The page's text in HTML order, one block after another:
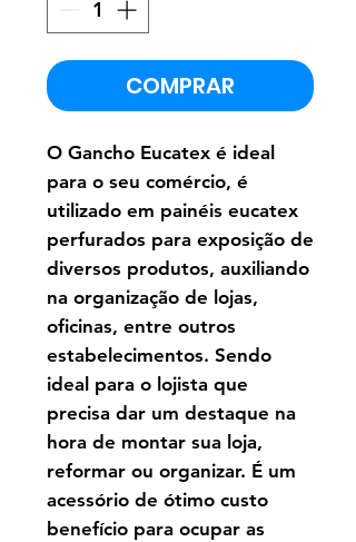
COMPRAR
O Gancho Eucatex é ideal
para o seu comércio, é
utilizado em painéis eucatex
perfurados para exposição de
diversos produtos, auxiliando
na organização de lojas,
oficinas, entre outros
estabelecimentos. Sendo
ideal para o lojista que
precisa dar um destaque na
hora de montar sua loja,
reformar ou organizar. É um
acessório de ótimo custo
benefício para ocupar as